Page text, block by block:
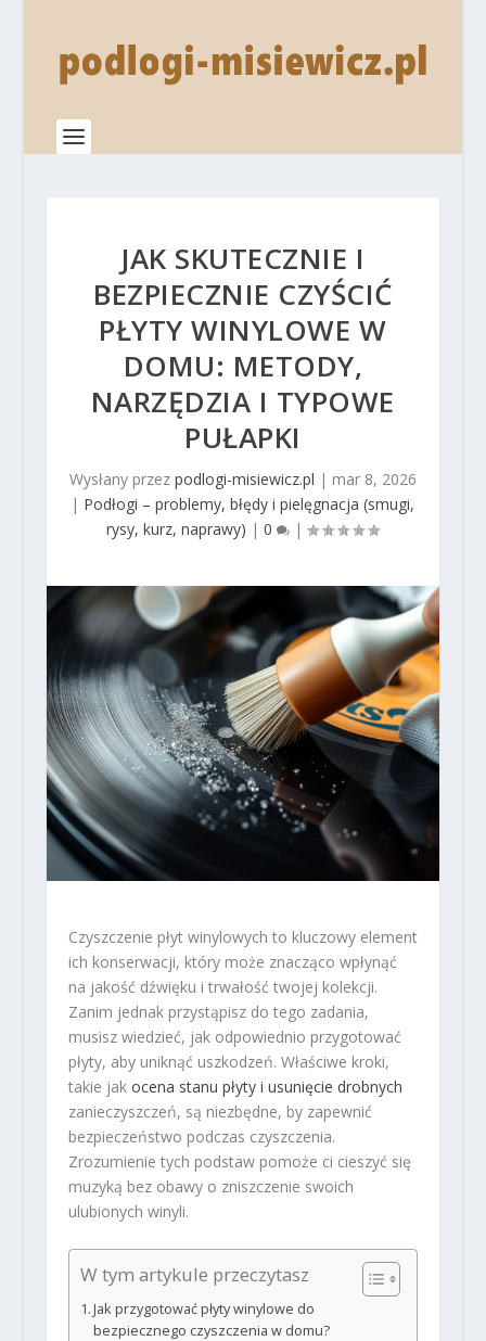
JAK SKUTECZNIE I
BEZPIECZNIE CZYŚCIĆ
PŁYTY WINYLOWE W
DOMU: METODY,
NARZĘDZIA I TYPOWE
PUŁAPKI
Wysłany przez podlogi-misiewicz.pl | mar 8, 2026
| Podłogi – problemy, błędy i pielęgnacja (smugi,
rysy, kurz, naprawy) |0 |
Czyszczenie płyt winylowych to kluczowy element
ich konserwacji, który może znacząco wpłynąć
na jakość dźwięku i trwałość twojej kolekcji.
Zanim jednak przystąpisz do tego zadania,
musisz wiedzieć, jak odpowiednio przygotować
płyty, aby uniknąć uszkodzeń. Właściwe kroki,
takie jak ocena stanu płyty i usunięcie drobnych
zanieczyszczeń, są niezbędne, by zapewnić
bezpieczeństwo podczas czyszczenia.
Zrozumienie tych podstaw pomoże ci cieszyć się
muzyką bez obawy o zniszczenie swoich
ulubionych winyli.
W tym artykule przeczytasz
Jak przygotować płyty winylowe do
bezpiecznego czyszczenia w domu?